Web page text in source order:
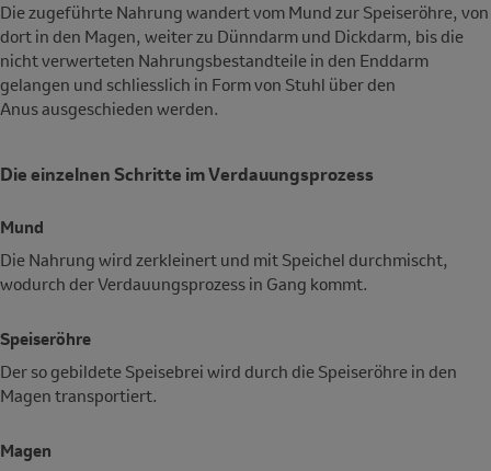
Die zugeführte Nahrung wandert vom Mund zur Speiseröhre, von
dort in den Magen, weiter zu Dünndarm und Dickdarm, bis die
nicht verwerteten Nahrungsbestandteile in den Enddarm
gelangen und schliesslich in Form von Stuhl über den
Anus ausgeschieden werden.
Die einzelnen Schritte im Verdauungsprozess
Mund
Die Nahrung wird zerkleinert und mit Speichel durchmischt,
wodurch der Verdauungsprozess in Gang kommt.
Speiseröhre
Der so gebildete Speisebrei wird durch die Speiseröhre in den
Magen transportiert.
Magen